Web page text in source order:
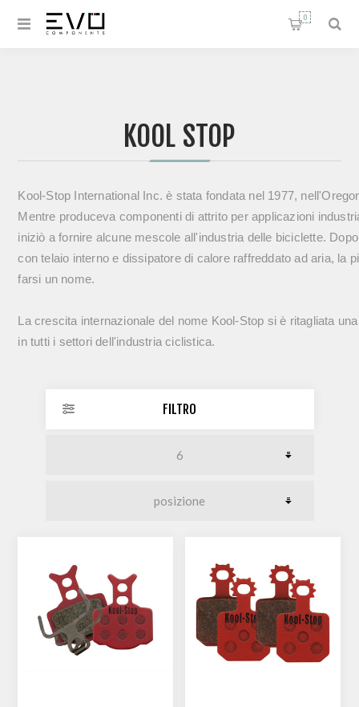
0
KOOL STOP
Kool-Stop International Inc. è stata fondata nel 1977,
Mentre produceva componenti di attrito per applicazioni
iniziò a fornire alcune mescole all'industria delle biciclette.
con telaio interno e dissipatore di calore raffreddato ad aria, la
farsi un nome.
La crescita internazionale del nome Kool-Stop si è ritagliata
in tutti i settori dell'industria ciclistica.
FILTRO